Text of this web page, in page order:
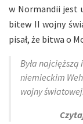
w Normandii jest
bitew II wojny
pisał, że bitwa o
Była
niemieckim
wojny światowej.